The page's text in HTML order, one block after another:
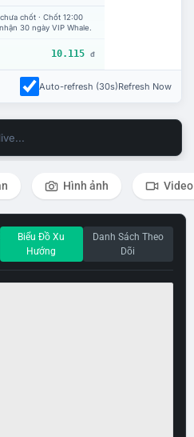
chốt · Chốt 12:00
30 ngày VIP Whale.
10.115 đ
Auto-refresh (30s)Refresh Now
Hình ảnh Video
Biểu Đồ Xu
Hướng
Danh Sách Theo
Dõi